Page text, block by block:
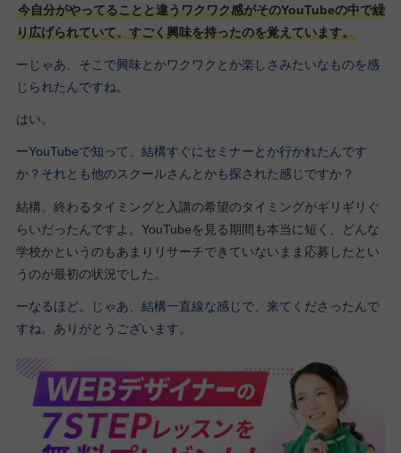
今自分がやってることと違うワクワク感がそのYouTubeの中で繰
り広げられていて、すごく興味を持ったのを覚えています。
ーじゃあ、そこで興味とかワクワクとか楽しさみたいなものを感
じられたんですね。
はい。
ーYouTubeで知って、結構すぐにセミナーとか行かれたんです
か？それとも他のスクールさんとかも探された感じですか？
結構、終わるタイミングと入講の希望のタイミングがギリギリぐ
らいだったんですよ。YouTubeを見る期間も本当に短く、どんな
学校かというのもあまりリサーチできていないまま応募したとい
うのが最初の状況でした。
ーなるほど。じゃあ、結構一直線な感じで、来てくださったんで
すね。ありがとうございます。